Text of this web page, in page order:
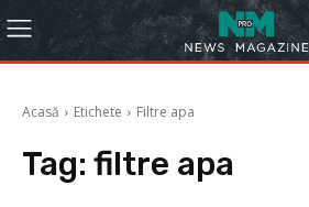
Acasă Etichete Filtre apa
Tag: filtre apa